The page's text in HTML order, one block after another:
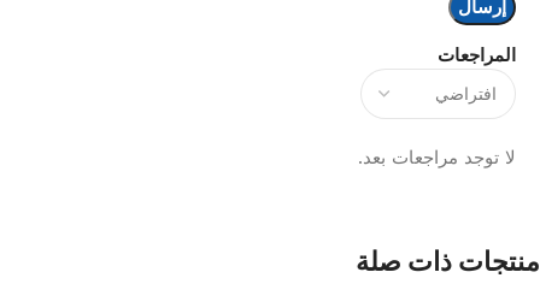
المراجعات
لا توجد مراجعات بعد.
منتجات ذات صلة